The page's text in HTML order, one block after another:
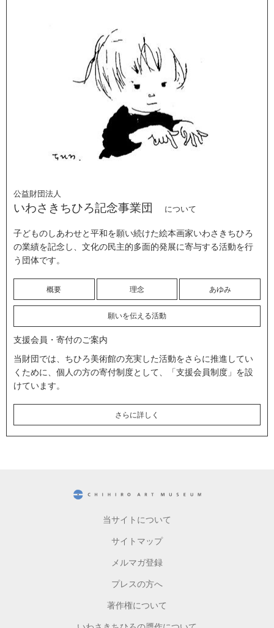
公益財団法人
いわさきちひろ記念事業団 について
子どものしあわせと平和を願い続けた絵本画家いわさきちひろ
の業績を記念し、文化の民主的多面的発展に寄与する活動を行
う団体です。
概要 理念 あゆみ
願いを伝える活動
支援会員・寄付のご案内
当財団では、ちひろ美術館の充実した活動をさらに推進してい
くために、個人の方の寄付制度として、「支援会員制度」を設
けています。
さらに詳しく
当サイトについて
サイトマップ
メルマガ登録
プレスの方へ
著作権について